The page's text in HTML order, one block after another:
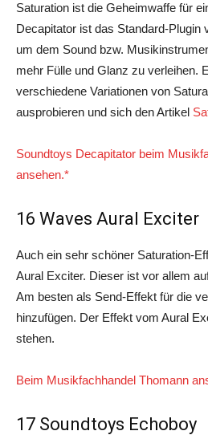
Saturation ist die Geheimwaffe für
Decapitator ist das Standard-Plugin
um dem Sound bzw.
mehr Fülle und Glanz zu verleihen.
verschiedene Variationen von
ausprobieren und sich den Artikel
Soundtoys Decapitator beim
ansehen.*
16 Waves Aural Exciter
Auch ein sehr schöner Saturation-
Aural Exciter. Dieser ist vor allem
Am besten als Send-Effekt für die
hinzufügen. Der Effekt vom Aural
stehen.
Beim Musikfachhandel Thomann
17 Soundtoys Echoboy